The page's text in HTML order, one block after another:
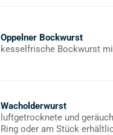
Oppelner Bockwurst
kesselfrische Bockwurst
Wacholderwurst
luftgetrocknete und
Ring oder am Stück